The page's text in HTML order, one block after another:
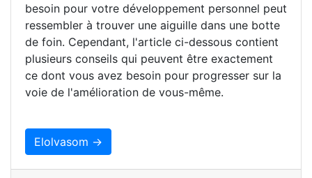
besoin pour votre développement personnel peut
ressembler à trouver une aiguille dans une botte
de foin. Cependant, l'article ci-dessous contient
plusieurs conseils qui peuvent être exactement
ce dont vous avez besoin pour progresser sur la
voie de l'amélioration de vous-même.
Elolvasom →